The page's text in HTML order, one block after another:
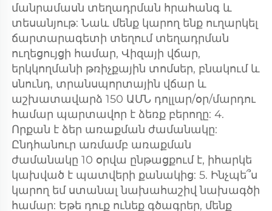
մանրամասն տեղադրման հրահանգ և
տեսանյութ: Նաև մենք կարող ենք ուղարկել
ճարտարագետի տեղում տեղադրման
ուղեցույցի համար, Վիզայի վճար,
երկկողմանի թռիչքային տոմսեր, բնակում և
սնունդ, տրանսպորտային վճար և
աշխատավարձ 150 ԱՄՆ դոլլար/օր/մարդու
համար պարտավոր է ձեռք բերողը: 4.
Որքան է ձեր առաքման ժամանակը:
Ընդհանուր առմամբ առաքման
ժամանակը 10 օրվա ընթացքում է, իհարկե
կախված է պատվերի քանակից: 5. Ինչպե՞ս
կարող եմ ստանալ նախահաշիվ նախագծի
համար: Եթե դուք ունեք գծագրեր, մենք